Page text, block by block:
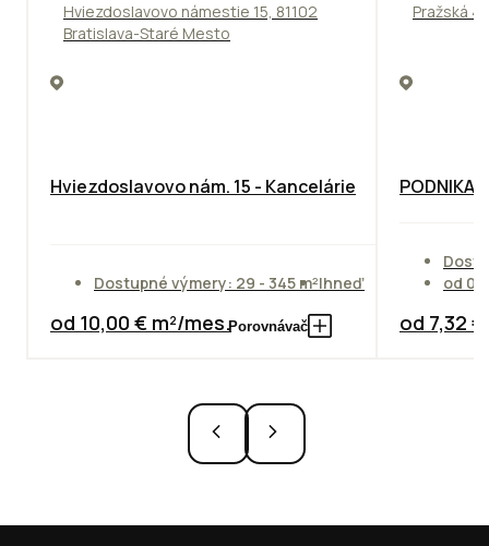
Hviezdoslavovo námestie 15, 81102
Bratislava-Staré Mesto
Hviezdoslavovo nám. 15 - Kancelárie
Dostupné výmery: 29 - 345 m²Ihneď
od 10,00 € m²/mes.Porovnávač
Pražská
od
od 7,32